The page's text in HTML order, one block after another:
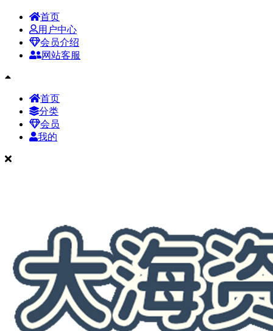
首页
用户中心
会员介绍
网站客服
首页
分类
会员
我的